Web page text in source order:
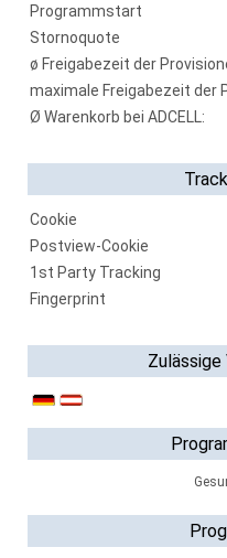
Programmstart
Stornoquote
ø Freigabezeit der
maximale Freigabezeit der
Ø Warenkorb bei ADCELL:
Cookie
Postview-Cookie
1st Party Tracking
Fingerprint